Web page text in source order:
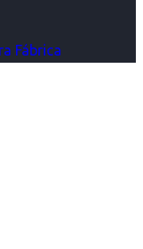
Fábrica